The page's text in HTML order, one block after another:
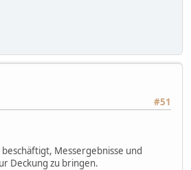
#51
Messergebnisse und
Deckung zu bringen.